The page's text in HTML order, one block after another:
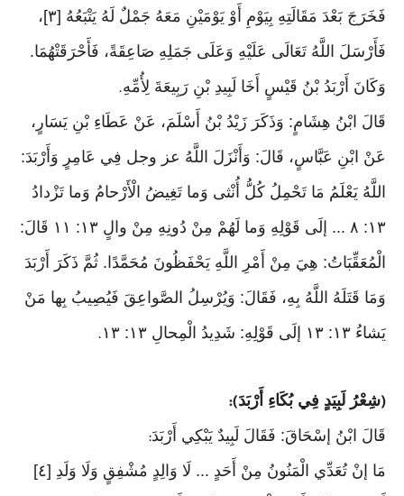
فَخَرَجَ بَعْدَ مَقَالَتِهِ بِيَوْمِ أَوْ يَوْمَيْنِ مَعَهُ جَمْلٌ لَهُ يَتْبَعُهُ [٣]،
فَأَرْسَلَ اللَّهُ تَعَالَى عَلَيْهِ وَعَلَى جَمَلِهِ صَاعِقَةً، فَأَحْرَقَتْهُمَا.
وَكَانَ أَرْبَدُ بْنُ قَيْسٍ أَخَا لَبِيدِ بْنِ رَبِيعَةَ لِأُمِّهِ.
قَالَ ابْنُ هِشَامٍ: وَذَكَرَ زَيْدُ بْنُ أَسْلَمَ، عَنْ عَطَاءِ بْنِ يَسَارٍ،
عَنْ ابْنِ عَبَّاسٍ، قَالَ: وَأَنْزَلَ اللَّهُ عز وجل فِي عَامِرٍ وَأَرْبَدَ:
اللَّهُ يَعْلَمُ مَا تَحْمِلُ كُلُّ أُنْثى وَما تَغِيضُ الْأَرْحامُ وَما تَزْدادُ
١٣: ٨ ... إلَى قَوْلِهِ وَما لَهُمْ مِنْ دُونِهِ مِنْ والٍ ١٣: ١١ قَالَ:
الْمُعَقِّبَاتُ: هِيَ مِنْ أَمْرِ اللَّهِ يَحْفَظُونَ مُحَمَّدًا. ثُمَّ ذَكَرَ أَرْبَدَ
وَمَا قَتَلَهُ اللَّهُ بِهِ، فَقَالَ: وَيُرْسِلُ الصَّواعِقَ فَيُصِيبُ بِها مَنْ
يَشاءُ ١٣: ١٣ إلَى قَوْلِهِ: شَدِيدُ الْمِحالِ ١٣: ١٣
.
(شِعْرُ لَبِيَدٍ فِي بُكَاءِ أَرْبَدَ):
قَالَ ابْنُ إسْحَاقَ: فَقَالَ لَبِيدٌ يَبْكِي أَرْبَدَ:
مَا إنْ تُعَدِّي الْمَنُونُ مِنْ أَحَدٍ ... لَا وَالِدٍ مُشْفِقٍ وَلَا وَلَدِ [٤]